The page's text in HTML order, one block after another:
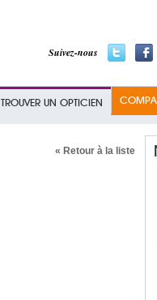
Suivez-nous
TROUVER UN OPTICIEN
« Retour à la liste